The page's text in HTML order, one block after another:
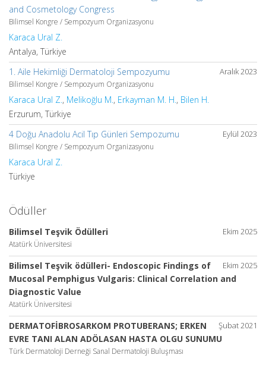
and Cosmetology Congress
Bilimsel Kongre / Sempozyum Organizasyonu
Karaca Ural Z.
Antalya, Türkiye
Aralık 2023
1. Aile Hekimliği Dermatoloji Sempozyumu
Bilimsel Kongre / Sempozyum Organizasyonu
Karaca Ural Z., Melikoğlu M., Erkayman M. H., Bilen H.
Erzurum, Türkiye
Eylül 2023
4 Doğu Anadolu Acil Tıp Günleri Sempozumu
Bilimsel Kongre / Sempozyum Organizasyonu
Karaca Ural Z.
Türkiye
Ödüller
Ekim 2025
Bilimsel Teşvik Ödülleri
Atatürk Üniversitesi
Ekim 2025
Bilimsel Teşvik ödülleri- Endoscopic Findings of
Mucosal Pemphigus Vulgaris: Clinical Correlation and
Diagnostic Value
Atatürk Üniversitesi
Şubat 2021
DERMATOFİBROSARKOM PROTUBERANS; ERKEN
EVRE TANI ALAN ADÖLASAN HASTA OLGU SUNUMU
Türk Dermatoloji Derneği Sanal Dermatoloji Buluşması